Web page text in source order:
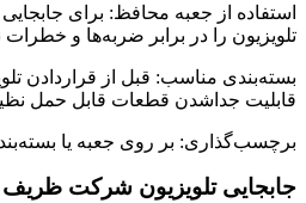
استفاده از جعبه محافظ: برای
تلویزیون را در برابر ضربه‌ها و
بسته‌بندی مناسب: قبل از قراردادن
قابلیت جداشدن قطعات قابل حمل نظیر
برچسب‌گذاری: بر روی جعبه یا
جابجایی تلویزیون شرکت ظریف